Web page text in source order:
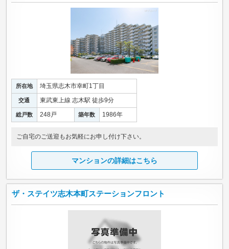
所在地 埼玉県志木市幸町1丁目
交通 東武東上線 志木駅 徒歩9分
総戸数 248戸 築年数 1986年
ご自宅のご送迎もお気軽にお申し付け下さい。
マンションの詳細はこちら
ザ・ステイツ志木本町ステーションフロント